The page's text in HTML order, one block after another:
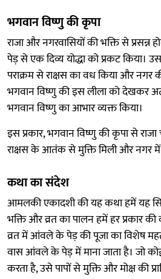
भगवान विष्णु की कृपा
राजा और नगरवासियों की भक्ति से
पेड़ से एक दिव्य योद्धा को प्रकट किया।
पराक्रम से राक्षस का वध किया और नगर
भगवान विष्णु की इस लीला को देखकर
भगवान विष्णु का आभार व्यक्त किया।
इस प्रकार, भगवान विष्णु की कृपा से
राक्षस के आतंक से मुक्ति मिली और नगर में
कथा का संदेश
आमलकी एकादशी की यह कथा हमें यह
भक्ति और व्रत का पालन हमें हर प्रकार
व्रत में आंवले के पेड़ की पूजा का विशेष
वास आंवले के पेड़ में माना जाता है। जो
करता है, उसे पापों से मुक्ति और मोक्ष की